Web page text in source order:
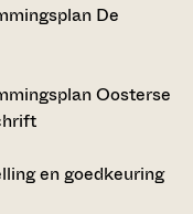
De
Oosterse
en goedkeuring